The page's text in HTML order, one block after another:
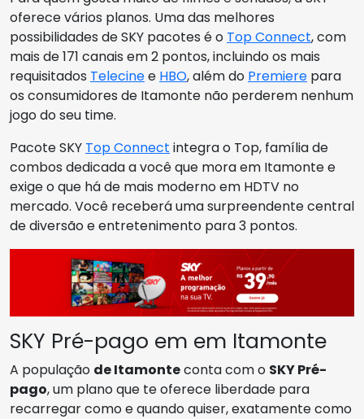
oferece vários planos. Uma das melhores
possibilidades de SKY pacotes é o Top Connect, com
mais de 171 canais em 2 pontos, incluindo os mais
requisitados Telecinee HBO, além do Premiere para
os consumidores de Itamonte não perderem nenhum
jogo do seu time.
Pacote SKY Top Connect integra o Top, família de
combos dedicada a você que mora em Itamonte e
exige o que há de mais moderno em HDTV no
mercado. Você receberá uma surpreendente central
de diversão e entretenimento para 3 pontos.
SKY Pré-pago em em Itamonte
A população de Itamonteconta com o SKY Pré-
pago, um plano que te oferece liberdade para
recarregar como e quando quiser, exatamente como